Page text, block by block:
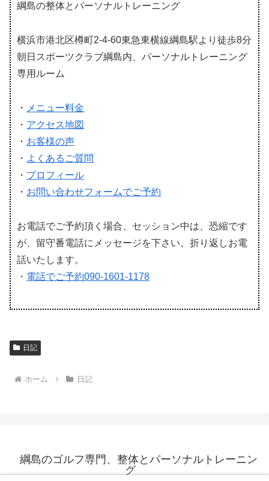
綱島の整体とパーソナルトレーニング
横浜市港北区樽町2-4-60東急東横線綱島駅より徒歩8分
朝日スポーツクラブ綱島内、パーソナルトレーニング
専用ルーム
・ メニュー料金
・ アクセス地図
・ お客様の声
・ よくあるご質問
・ プロフィール
・ お問い合わせフォームでご予約
お電話でご予約頂く場合、セッション中は、恐縮です
が、留守番電話にメッセージを下さい。折り返しお電
話いたします。
・ 電話でご予約090-1601-1178
日記
ホーム 日記
綱島のゴルフ専門、整体とパーソナルトレーニン
グ